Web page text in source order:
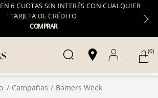
6 CUOTAS SIN INTERÉS CON CUALQUIER
TARJETA DE CRÉDITO
COMPRAR
(0)
Campañas Bamers Week